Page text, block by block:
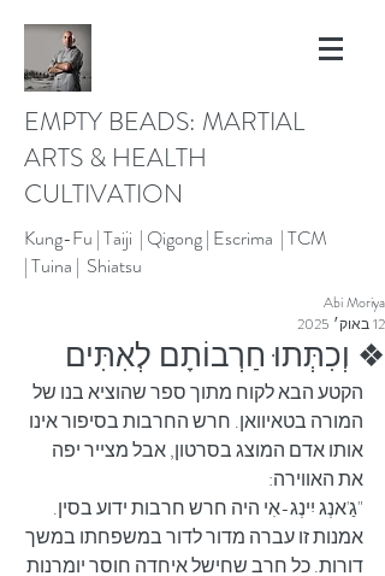
EMPTY BEADS: MARTIAL
ARTS & HEALTH
CULTIVATION
Kung-Fu |Taiji | Qigong | Escrima |TCM
|Tuina | Shiatsu
❖ וְכִתְּתוּ חַרְבוֹתָם לְאִתִּים
Abi Moriya
12 באוק׳ 2025
הקטע הבא לקוח מתוך ספר שהוציא בנו של
המורה בטאיוואן. חרש החרבות בסיפור אינו
אותו אדם המוצג בסרטון, אבל מצייר יפה
את האווירה:
"גַ'אנְג יִינְג-אִי היה חרש חרבות ידוע בסין.
אמנות זו עברה מדור לדור במשפחתו במשך
דורות. כל חרב שחישל איחדה חוסר יומרנות